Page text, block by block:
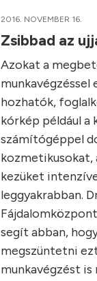
2016. NOVEMBER 16.
Zsibbad az
Azokat a
hozhatók,
kórkép például a
számítógéppel
kozmetikusokat,
kezüket
leggyakrabban.
segít abban,
megszüntetni
munkavégzést